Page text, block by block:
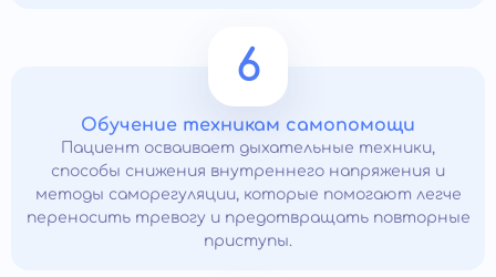
6
Обучение техникам самопомощи
Пациент осваивает дыхательные техники,
способы снижения внутреннего напряжения и
методы саморегуляции, которые помогают легче
переносить тревогу и предотвращать повторные
приступы.